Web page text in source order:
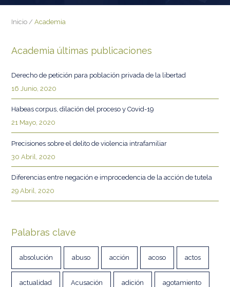
Inicio /Academia
Academia últimas publicaciones
Derecho de petición para población privada de la libertad
16 Junio, 2020
Habeas corpus, dilación del proceso y Covid-19
21 Mayo, 2020
Precisiones sobre el delito de violencia intrafamiliar
30 Abril, 2020
Diferencias entre negación e improcedencia de la acción de tutela
29 Abril, 2020
Palabras clave
absolución abuso acción acoso actos
actualidad Acusación adición agotamiento